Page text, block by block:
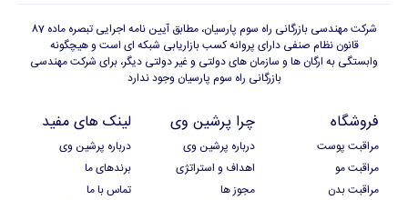
شرکت مهندسی بازرگانی راه سوم پارسیان، مطابق آیین نامه اجرایی تبصره ماده 87
قانون نظام صنفی دارای پروانه کسب بازاریابی شبکه ای است و هیچگونه
وابستگی به ارگان ها و سازمان های دولتی و غیر دولتی دیگر، برای شرکت مهندسی
بازرگانی راه سوم پارسیان وجود ندارد
فروشگاه
مراقبت پوست
مراقبت مو
مراقبت بدن
چرا پرشین وی
درباره پرشین وی
اهداف و استراتژی
مجوز ها
لینک های مفید
درباره پرشین وی
برندهای ما
تماس با ما